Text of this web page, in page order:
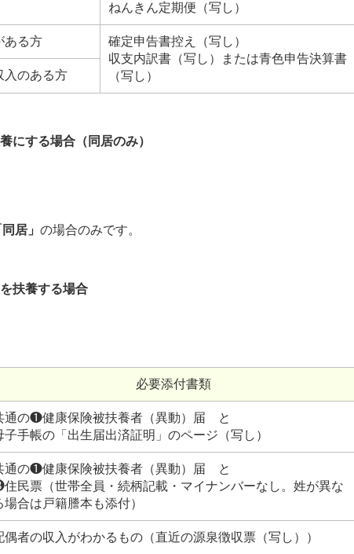
ねんきん定期便（写し）
ある方
確定申告書控え（写し）
収支内訳書（写し）または青色申告決算書
（写し）
入のある方
にする場合（同居のみ）
同居」 の場合のみです。
扶養する場合
必要添付書類
通の❶健康保険被扶養者（異動）届 と
子手帳の「出生届出済証明」のページ（写し）
通の❶健康保険被扶養者（異動）届 と
民票（世帯全員・続柄記載・マイナンバーなし。姓が異な
場合は戸籍謄本も添付）
偶者の収入がわかるもの（直近の源泉徴収票（写し））